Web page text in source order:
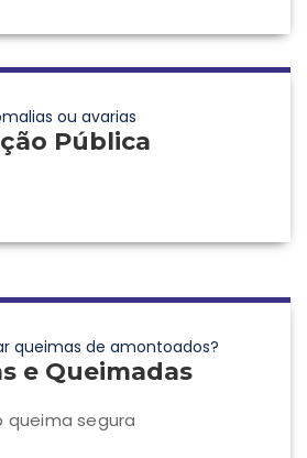
ou avarias
Pública
queimas de amontoados?
e Queimadas
queima segura